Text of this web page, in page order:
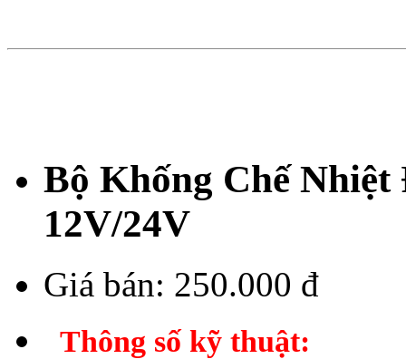
Bộ Khống Chế
12V/24V
Giá bán: 250.000 đ
Thông số kỹ thuật: